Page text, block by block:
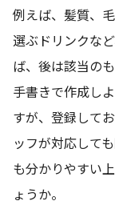
例えば、髪質、
選ぶドリンクな
ば、後は該当の
手書きで作成し
すが、登録して
ッフが対応して
も分かりやすい
ょうか。